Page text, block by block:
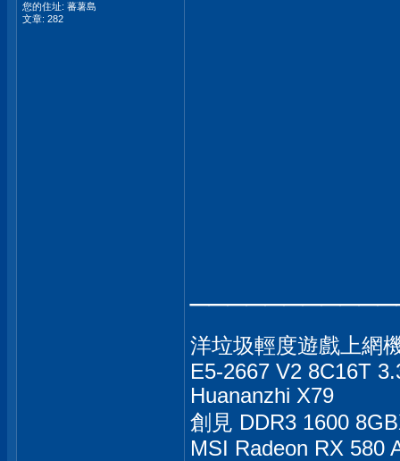
您的住址: 蕃薯島
文章: 282
洋垃圾輕度遊戲上網
E5-2667 V2 8C16T
Huananzhi X79
創見 DDR3 1600
MSI Radeon RX 580